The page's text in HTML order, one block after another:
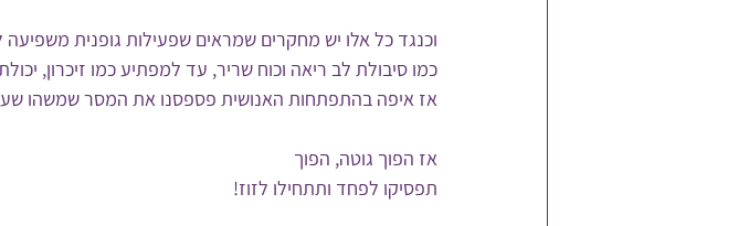
וכנגד כל אלו יש מחקרים שמראים שפעילות גופנית
כמו סיבולת לב ריאה וכוח שריר, עד למפתיע כמו זיכרון,
אז איפה בהתפתחות האנושית פספסנו את המסר שמשהו
אז הפוך גוטה, הפוך
תפסיקו לפחד ותתחילו לזוז!